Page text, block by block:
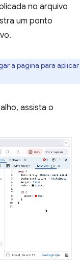
no arquivo
um ponto
a página para
assista o